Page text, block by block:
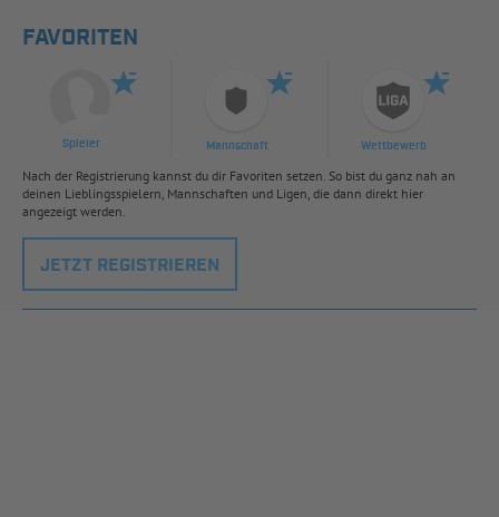
FAVORITEN
Spieler Mannschaft Wettbewerb
Nach der Registrierung kannst du dir Favoriten setzen. So bist du ganz nah an
deinen Lieblingsspielern, Mannschaften und Ligen, die dann direkt hier
angezeigt werden.
JETZT REGISTRIEREN